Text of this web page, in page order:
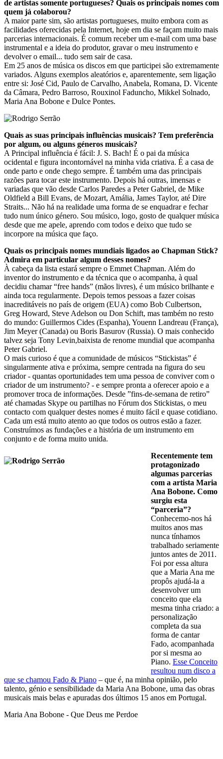
de artistas somente portugueses? Quais os principais nomes com
quem já colaborou?
A maior parte sim, são artistas portugueses, muito embora com as
facilidades oferecidas pela Internet, hoje em dia se façam muito mais
parcerias internacionais. É comum receber um e-mail com uma base
instrumental e a ideia do produtor, gravar o meu instrumento e
devolver o email... tudo sem sair de casa.
Em 25 anos de música os discos em que participei são extremamente
variados. Alguns exemplos aleatórios e, aparentemente, sem ligação
entre si: José Cid, Paulo de Carvalho, Anabela, Romana, D. Vicente
da Câmara, Pedro Barroso, Rouxinol Faduncho, Mikkel Solnado,
Maria Ana Bobone e Dulce Pontes.
Quais as suas principais influências musicais? Tem preferência
por algum, ou alguns géneros musicais?
A Principal influência é fácil: J. S. Bach! É o pai da música
ocidental e figura incontornável na minha vida criativa. É a casa de
onde parto e onde chego sempre. É também uma das principais
razões para tocar este instrumento. Depois há outras, imensas e
variadas que vão desde Carlos Paredes a Peter Gabriel, de Mike
Oldfield a Bill Evans, de Mozart, Amália, James Taylor, até Dire
Straits... Não há na realidade uma forma de se enquadrar e fechar
tudo num único género. Sou músico, logo, gosto de qualquer música
desde que me apele, aprendo com todos e deixo que tudo se
incorpore na música que faço.
Quais os principais nomes mundiais ligados ao Chapman Stick?
Admira em particular algum desses nomes?
À cabeça da lista estará sempre o Emmet Chapman. Além do
inventor do instrumento e da técnica que o acompanha, à qual
decidiu chamar “free hands” (mãos livres), é um músico brilhante e
ainda toca regularmente. Depois temos pessoas a fazer coisas
inacreditáveis no país de origem (EUA) como Bob Culbertson,
Greg Howard, Steve Adelson ou Don Schift, mas também no resto
do mundo: Guillermos Cides (Espanha), Youenn Landreau (França),
Jim Meyer (Canada) ou Boris Basurov (Russia). O mais conhecido
talvez seja Tony Levin,baixista de renome mundial que acompanha
Peter Gabriel.
O mais curioso é que a comunidade de músicos “Stickistas” é
singularmente ativa e próxima, sempre centrada na figura do seu
criador - quantas oportunidades tem uma pessoa de conviver com o
criador de um instrumento? - e sempre pronta a oferecer apoio e a
promover troca de informações. Desde ”fins-de-semana de retiro”
até chamadas Skype ou partilhas no Fórum dos Stickistas, o meu
contacto com qualquer destes nomes é muito fácil e quase cotidiano.
Cada um está muito atento ao que todos os outros estão a fazer.
Construímos as fundações e a história de um instrumento em
conjunto e de forma muito unida.
Recentemente tem
protagonizado
algumas parcerias
com a artista Maria
Ana Bobone. Como
surgiu esta
“parceria”?
Conhecemo-nos há
muitos anos mas
nunca tínhamos
trabalhado seriamente
juntos antes de 2011.
Foi por essa altura
que a Maria Ana me
propôs ajudá-la a
desenvolver um
conceito que ela
mesma tinha criado: a
personalização
completa da sua
forma de cantar
Fado, acompanhada
por si mesma ao
Piano. Esse Conceito
resultou num disco a
que se chamou Fado & Piano – que é, na minha opinião, pelo
talento, génio e sensibilidade da Maria Ana Bobone, uma das obras
musicais mais belas e apuradas dos últimos 15 anos em Portugal.
Maria Ana Bobone - Que Deus me Perdoe